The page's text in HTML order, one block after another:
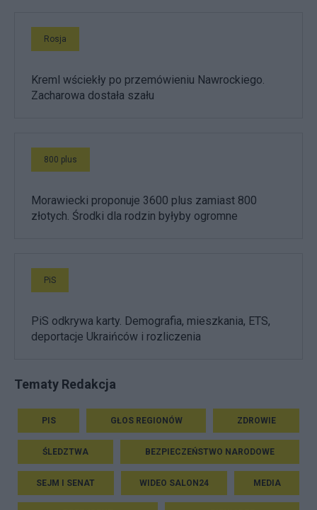
Rosja
Kreml wściekły po przemówieniu Nawrockiego.
Zacharowa dostała szału
800 plus
Morawiecki proponuje 3600 plus zamiast 800
złotych. Środki dla rodzin byłyby ogromne
PiS
PiS odkrywa karty. Demografia, mieszkania, ETS,
deportacje Ukraińców i rozliczenia
Tematy Redakcja
PIS GŁOS REGIONÓW ZDROWIE
ŚLEDZTWA BEZPIECZEŃSTWO NARODOWE
SEJM I SENAT WIDEO SALON24 MEDIA